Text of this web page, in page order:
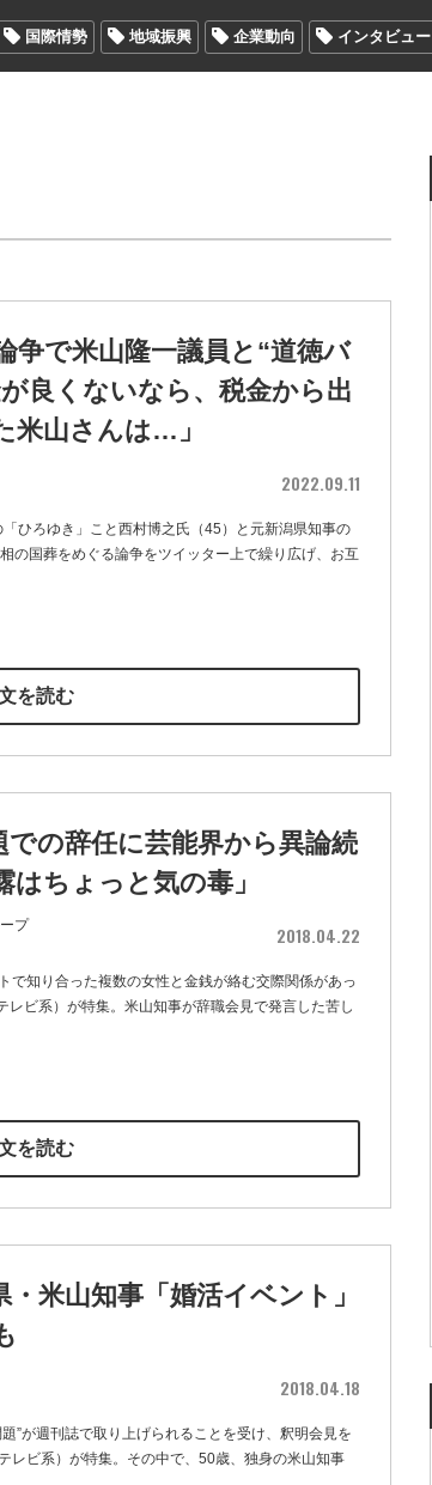
国際情勢 地域振興 企業動向 インタビュー
争で米山隆一議員と“道徳バ
良くないなら、税金から出
米山さんは…」
2022.09.11
ひろゆき」こと西村博之氏（45）と元新潟県知事の
の国葬をめぐる論争をツイッター上で繰り広げ、お互
を読む
の辞任に芸能界から異論続
ちょっと気の毒」
プ 2018.04.22
で知り合った複数の女性と金銭が絡む交際関係があっ
ビ系）が特集。米山知事が辞職会見で発言した苦し
を読む
米山知事「婚活イベント」
2018.04.18
”が週刊誌で取り上げられることを受け、釈明会見を
レビ系）が特集。その中で、50歳、独身の米山知事